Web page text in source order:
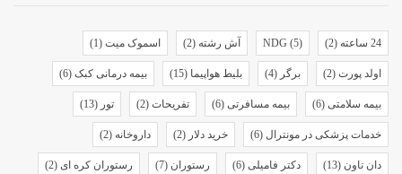
24 ساعته (2)
NDG (5) آش رشته (2) اسموک میت (1)
اولد پورت (2) برگر (4) بلیط هواپیما (15) بیمه درمانی کبک (6)
بیمه سلامتی (6) بیمه مسافرتی (6) تفریحات (2) تور (13)
خدمات پزشکی در مونترال (6) خرید دلار (2) داروخانه (2)
دان تاون (13) دکتر فامیلی (6) رستوران (7) رستوران کره ای (2)